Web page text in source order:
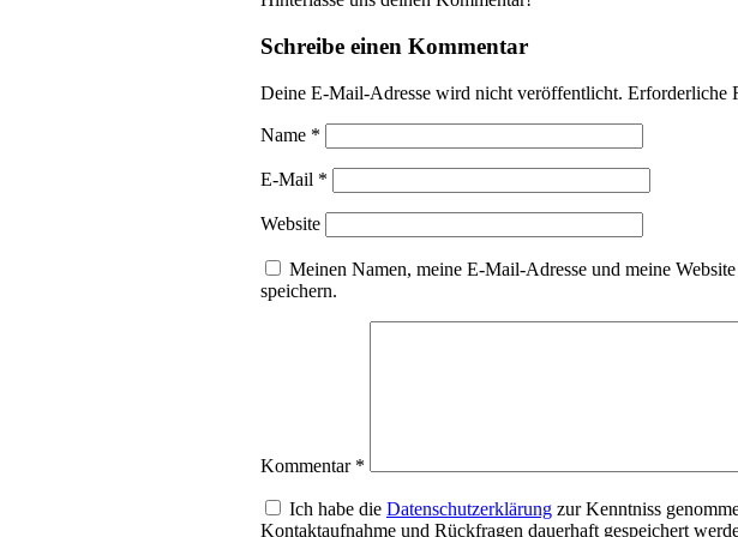
Schreibe einen Kommentar
Deine E-Mail-Adresse wird nicht veröffentlicht. Erforderliche
Name *
E-Mail *
Website
Meinen Namen, meine E-Mail-Adresse und meine
speichern.
Kommentar *
Ich habe die Datenschutzerklärung zur Kenntniss
Kontaktaufnahme und Rückfragen dauerhaft gespeichert